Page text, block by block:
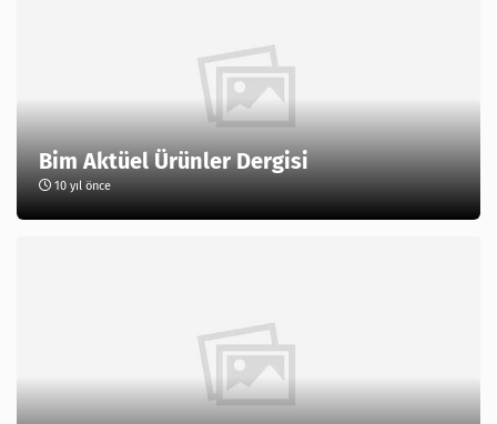
Bim Aktüel Ürünler Dergisi
10 yıl önce